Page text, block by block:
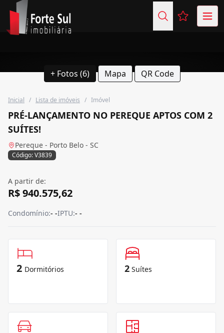
Favoritos
+ Fotos (6) Mapa QR Code
Inicial / Lista de imóveis / Imóvel
PRÉ-LANÇAMENTO NO PEREQUE APTOS COM 2
SUÍTES!
Pereque - Porto Belo - SC
Código: V3839
A partir de:
R$ 940.575,62
Condomínio:- -IPTU:- -
2 Dormitórios 2 Suítes